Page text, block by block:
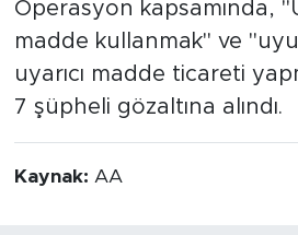
Operasyon kapsamında,
madde kullanmak" ve
uyarıcı madde ticareti
7 şüpheli gözaltına alındı.
Kaynak: AA